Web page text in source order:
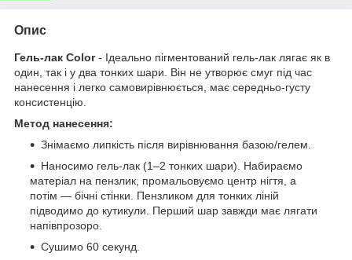
Опис
Гель-лак Color- Ідеально пігментований гель-лак лягає як в
один, так і у два тонких шари. Він не утворює смуг під час
нанесення і легко самовирівнюється, має середньо-густу
консистенцію.
Метод нанесення:
Знімаємо липкість після вирівнювання базою/гелем.
Наносимо гель-лак (1–2 тонких шари). Набираємо
матеріал на пензлик, промальовуємо центр нігтя, а
потім — бічні стінки. Пензликом для тонких ліній
підводимо до кутикули. Перший шар завжди має лягати
напівпрозоро.
Сушимо 60 секунд.